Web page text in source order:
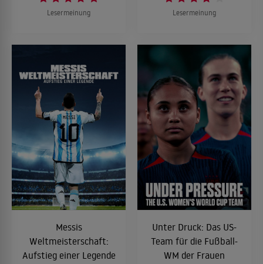
Lesermeinung Lesermeinung
Messis
Weltmeisterschaft:
Aufstieg einer Legende
Unter Druck: Das US-
Team für die Fußball-
WM der Frauen